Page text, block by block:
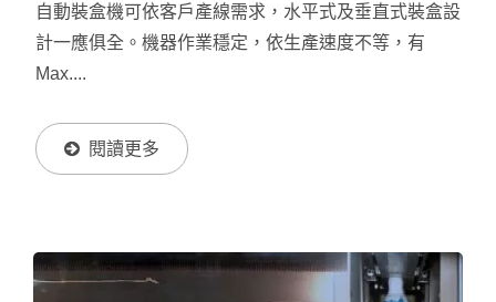
擊下方圖片。
自動裝盒機可依客戶產線需求，水平式及垂直式裝盒設
計一應俱全。機器作業穩定，依生產速度不等，有
Max....
閱讀更多